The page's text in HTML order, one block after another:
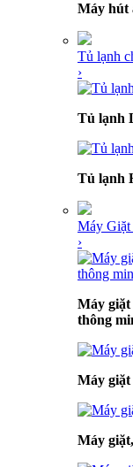
Máy hút
Tủ lạnh
›
Tủ lạnh
Tủ lạnh
Máy
›
Máy giặt
thông
Máy giặt
Máy